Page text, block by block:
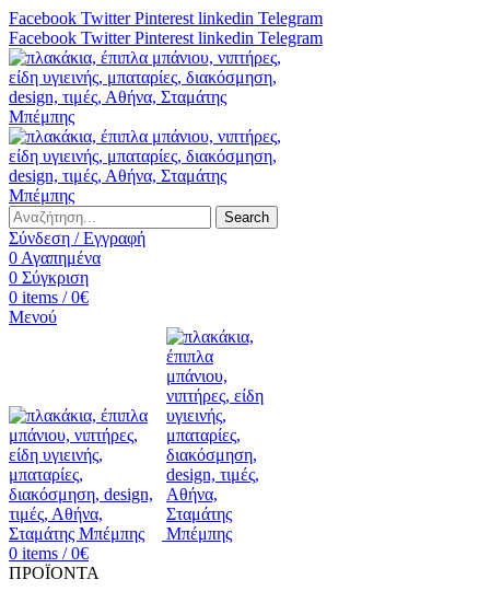
Facebook Twitter Pinterest linkedin Telegram
Facebook Twitter Pinterest linkedin Telegram
Search
Σύνδεση / Εγγραφή
0 Αγαπημένα
0 Σύγκριση
0 items / 0€
Μενού
0 items / 0€
ΠΡΟΪΟΝΤΑ